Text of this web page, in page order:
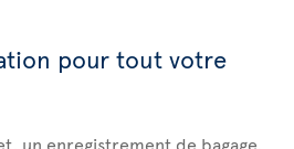
pour tout votre
un enregistrement de bagage.